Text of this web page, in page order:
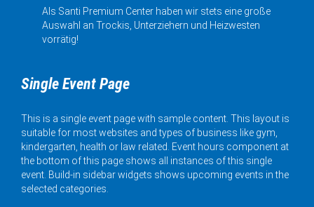
Als Santi Premium Center haben wir stets eine große
Auswahl an Trockis, Unterziehern und Heizwesten
vorrätig!
Single Event Page
This is a single event page with sample content. This layout is
suitable for most websites and types of business like gym,
kindergarten, health or law related. Event hours component at
the bottom of this page shows all instances of this single
event. Build-in sidebar widgets shows upcoming events in the
selected categories.